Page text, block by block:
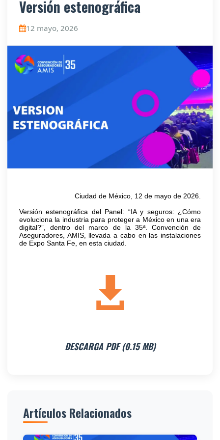
Versión estenográfica
12 mayo, 2026
Ciudad de México, 12 de mayo de 2026.
Versión estenográfica del Panel: “IA y seguros: ¿Cómo
evoluciona la industria para proteger a México en una era
digital?”, dentro del marco de la 35ª. Convención de
Aseguradores, AMIS, llevada a cabo en las instalaciones
de Expo Santa Fe, en esta ciudad.
DESCARGA PDF (0.15 MB)
Artículos Relacionados